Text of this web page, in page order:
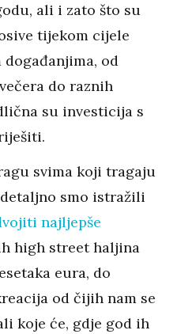
ali i zato što su
tijekom cijele
od
do raznih
su investicija s
svima koji tragaju
smo istražili
najljepše
high street haljina
eura, do
od čijih nam se
koje će, gdje god ih